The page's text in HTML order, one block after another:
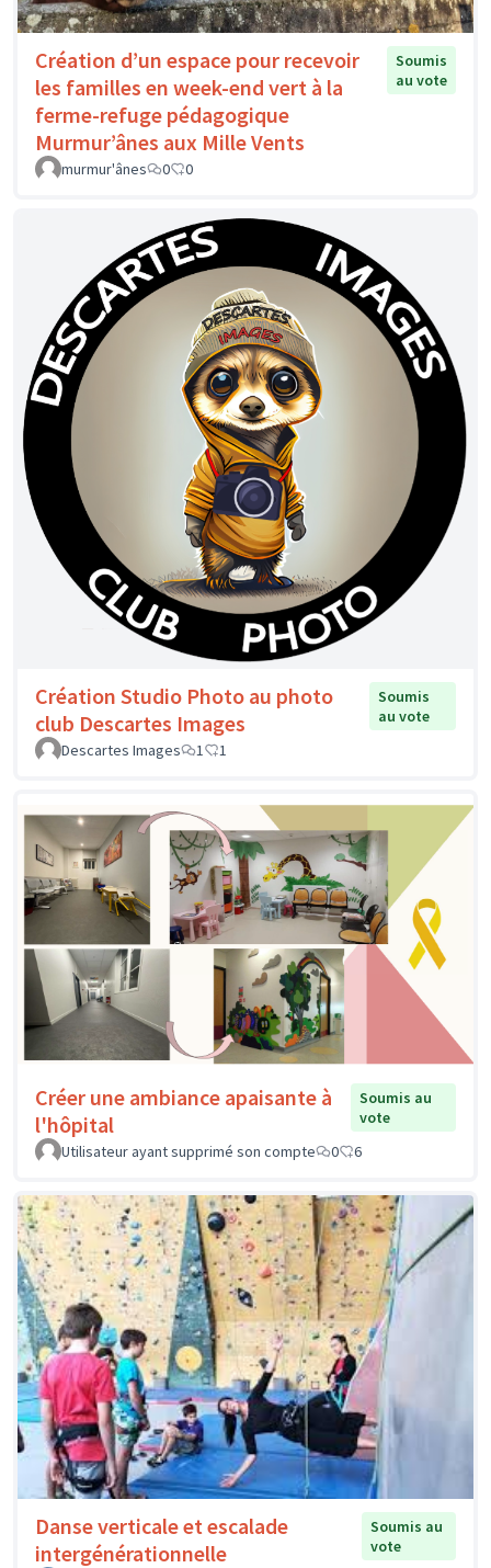
Création d’un espace pour recevoir
les familles en week-end vert à la
ferme-refuge pédagogique
Murmur’ânes aux Mille Vents
Soumis
au vote
murmur'ânes 0 0
Création Studio Photo au photo
club Descartes Images
Soumis
au vote
Descartes Images
1 1
Créer une ambiance apaisante à
l'hôpital
Soumis au
vote
Utilisateur ayant supprimé son compte
0 6
Danse verticale et escalade
intergénérationnelle
Soumis au
vote